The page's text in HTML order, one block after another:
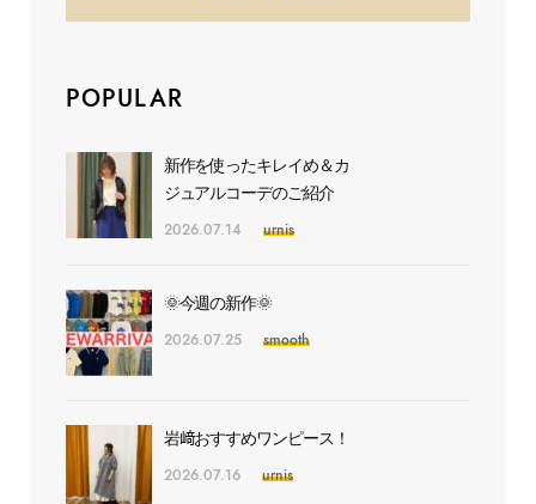
POPULAR
新作を使ったキレイめ＆カ
ジュアルコーデのご紹介
2026.07.14 urnis
🌞今週の新作🌞
2026.07.25 smooth
岩﨑おすすめワンピース！
2026.07.16 urnis